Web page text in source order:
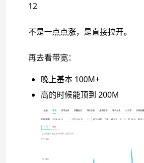
12
不是一点点涨，是直接拉开。
再去看带宽：
晚上基本 100M+
高的时候能顶到 200M